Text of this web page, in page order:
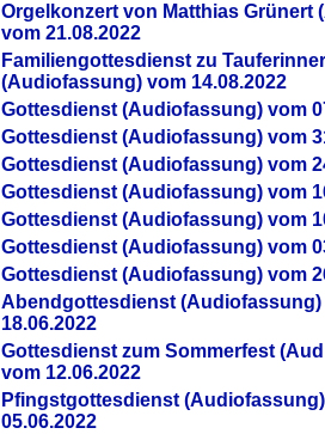
Orgelkonzert von Matthias Grünert
vom 21.08.2022
Familiengottesdienst zu
(Audiofassung) vom 14.08.2022
Gottesdienst (Audiofassung) vom
Gottesdienst (Audiofassung) vom
Gottesdienst (Audiofassung) vom
Gottesdienst (Audiofassung) vom
Gottesdienst (Audiofassung) vom
Gottesdienst (Audiofassung) vom
Gottesdienst (Audiofassung) vom
Abendgottesdienst (Audiofassung)
18.06.2022
Gottesdienst zum Sommerfest
vom 12.06.2022
Pfingstgottesdienst
05.06.2022